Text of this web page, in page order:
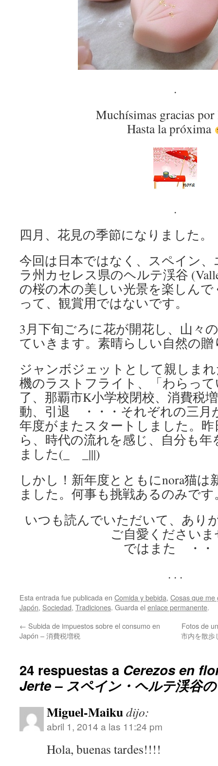
.
Muchísimas gracias por
Hasta la próxima
.
四月、花見の季節になりました。
今回は日本ではなく、スペイン
ラ州カセレス県のヘルテ渓谷
の桜の木の美しい光景を楽しん
って、観賞用ではないです。
3月下旬ごろに花が開花し、山々
ていきます。素晴らしい自然の
ジャンボジェットとして親しま
機のラストフライト、「わらっ
了、那覇市K小学校閉校、消費税
動、引退 ・・・それぞれの三月
年度がまたスタートしました。
ら、時代の流れを感じ、自分も
ました(_ _|||)
しかし！新年度とともにnora猫
ました。何事も挑戦あるのみです
いつも読んでいただいて、あり
ご自愛くださいま
ではまた ・・
. . .
Esta entrada fue publicada en Comida y bebida, Cosas que me
Japón, Sociedad, Tradiciones. Guarda el enlace permanente.
← Subida de impuestos sobre el consumo en
Japón – 消費税増税
Fotos de
市内を散歩
24 respuestas a Cerezos en
Jerte – スペイン・ヘルテ渓谷
Miguel-Maikudijo:
abril 1, 2014 a las 11:24 pm
Hola, buenas tardes!!!!